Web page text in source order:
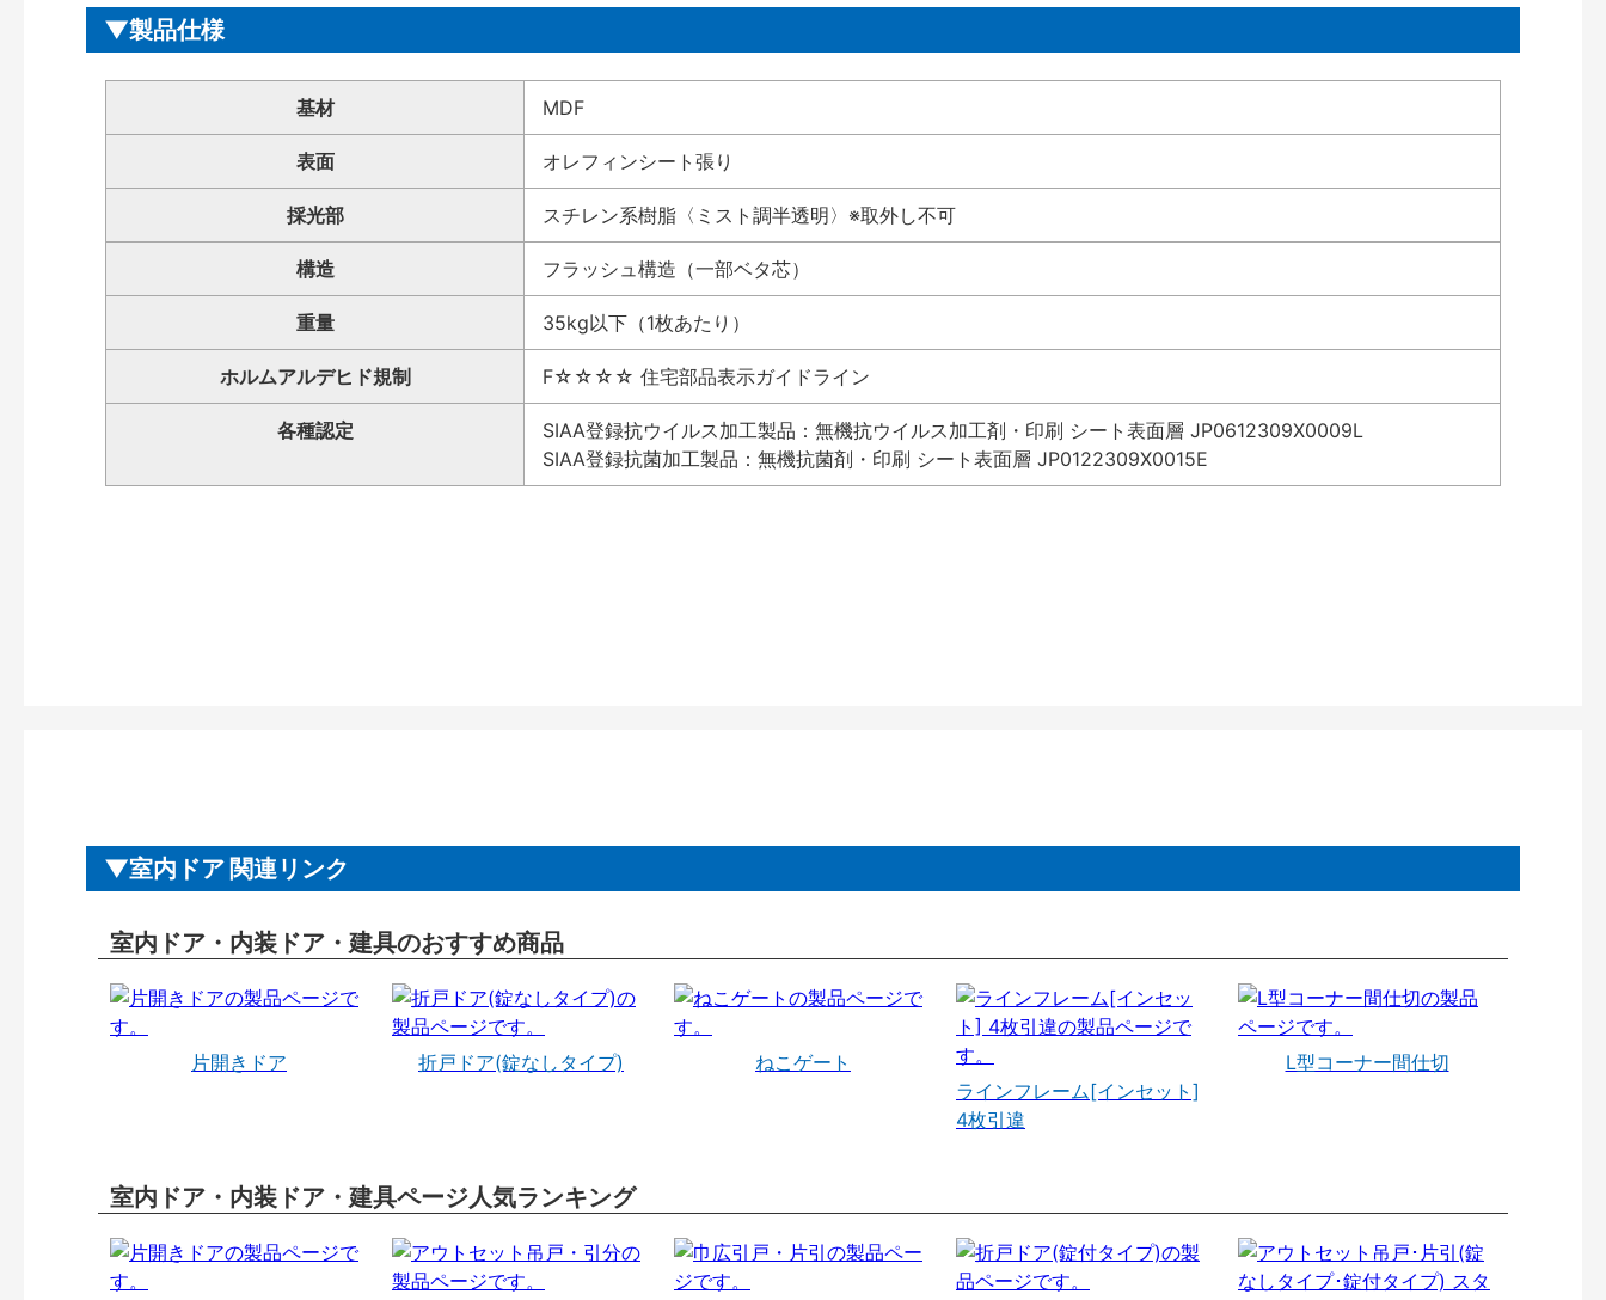
製品仕様
基材 MDF
表面 オレフィンシート張り
採光部 スチレン系樹脂〈ミスト調半透明〉※取外し不可
構造 フラッシュ構造（一部ベタ芯）
重量 35kg以下（1枚あたり）
ホルムアルデヒド規制 F☆☆☆☆ 住宅部品表示ガイドライン
各種認定
SIAA登録抗ウイルス加工製品：無機抗ウイルス加工剤・印刷 シート表面層 JP0612309X0009L
SIAA登録抗菌加工製品：無機抗菌剤・印刷 シート表面層 JP0122309X0015E
室内ドア 関連リンク
室内ドア・内装ドア・建具のおすすめ商品
片開きドア 折戸ドア(錠なしタイプ)
ねこゲート
ラインフレーム[インセット]
4枚引違
L型コーナー間仕切
室内ドア・内装ドア・建具ページ人気ランキング